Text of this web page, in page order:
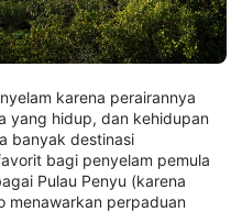
karena perairannya
yang hidup, dan kehidupan
banyak destinasi
bagi penyelam pemula
Pulau Penyu (karena
menawarkan perpaduan